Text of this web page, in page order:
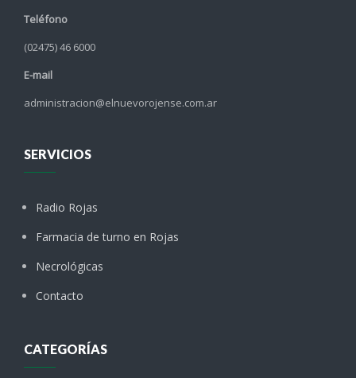
Teléfono
(02475) 46 6000
E-mail
administracion@elnuevorojense.com.ar
SERVICIOS
Radio Rojas
Farmacia de turno en Rojas
Necrológicas
Contacto
CATEGORÍAS